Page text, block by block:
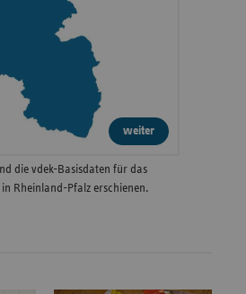
weiter
die vdek-Basisdaten für das
Rheinland-Pfalz erschienen.